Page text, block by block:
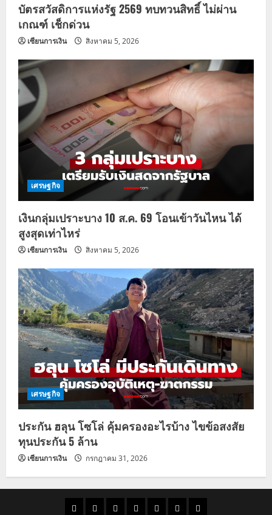
บัตรสวัสดิการแห่งรัฐ 2569 ทบทวนสิทธิ์ ไม่ผ่าน
เกณฑ์ เช็กด่วน
เซียนการเงิน สิงหาคม 5, 2026
เศรษฐกิจ
เงินกลุ่มเปราะบาง 10 ส.ค. 69 โอนเข้าวันไหน ได้
สูงสุดเท่าไหร่
เซียนการเงิน สิงหาคม 5, 2026
เศรษฐกิจ
ประกัน ฮลุน โซโล่ คุ้มครองอะไรบ้าง ไขข้อสงสัย
ทุนประกัน 5 ล้าน
เซียนการเงิน กรกฎาคม 31, 2026
ราคาแนว ข่าว ข่าว ดูด ที่ ผู้ชาย